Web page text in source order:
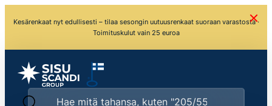
Kesärenkaat nyt edullisesti – tilaa sesongin uutuusrenkaat suoraan varastosta ·
Toimituskulut vain 25 euroa